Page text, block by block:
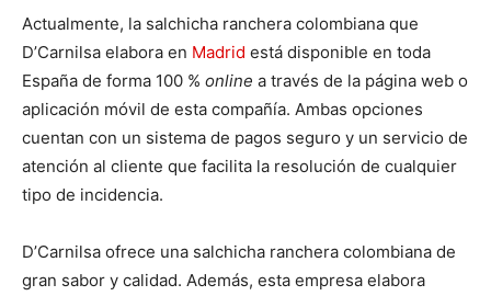
Actualmente, la salchicha ranchera colombiana que
D’Carnilsa elabora en Madrid está disponible en toda
España de forma 100 % online a través de la página web o
aplicación móvil de esta compañía. Ambas opciones
cuentan con un sistema de pagos seguro y un servicio de
atención al cliente que facilita la resolución de cualquier
tipo de incidencia.
D’Carnilsa ofrece una salchicha ranchera colombiana de
gran sabor y calidad. Además, esta empresa elabora